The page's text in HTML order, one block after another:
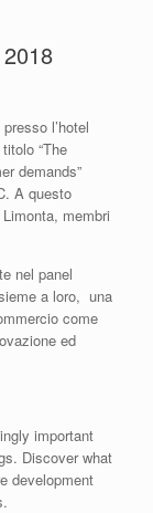
l’hotel
“The
demands”
A questo
membri
nel panel
a loro, una
come
ed
important
Discover what
development